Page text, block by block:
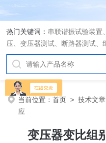
热门关键词： 串联谐振试验装置
压、变压器测试、断路器测试
当前位置：首页 >技术文章
应
变压器变比组